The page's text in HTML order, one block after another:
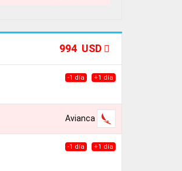
994 USD
-1 día +1 día
Avianca
-1 día +1 día